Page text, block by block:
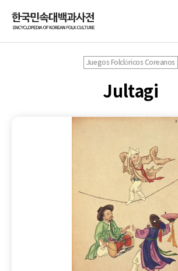
Juegos Folclóricos Coreanos
Jultagi